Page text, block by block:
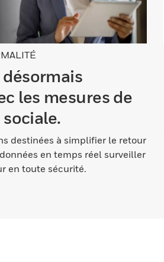
les mesures de
destinées à simplifier le retour
en temps réel surveiller
en toute sécurité.